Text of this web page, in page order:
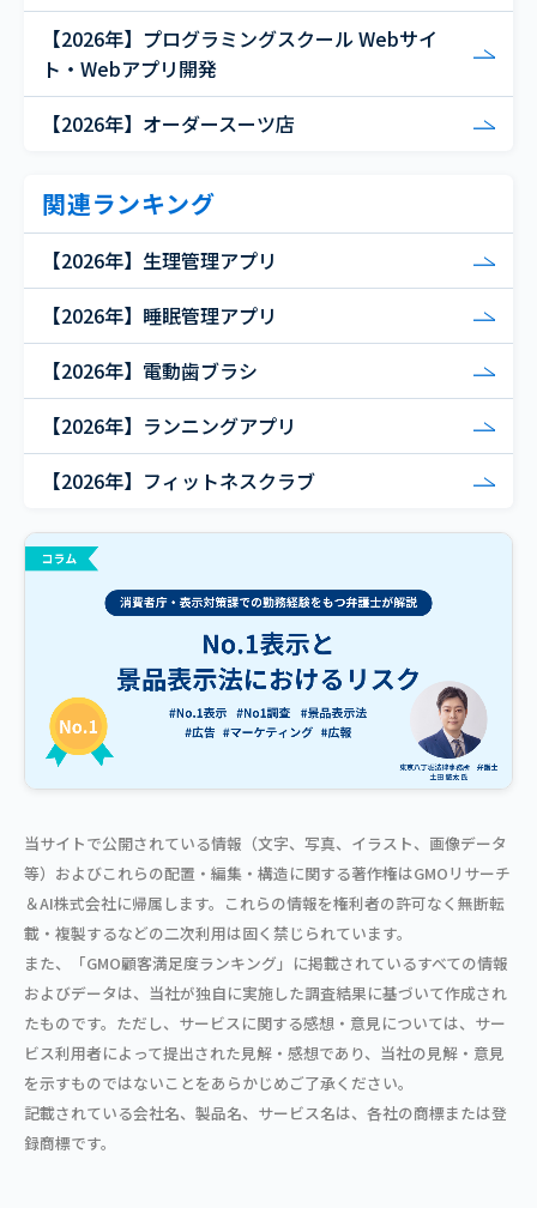
【2026年】プログラミングスクール Webサイ
ト・Webアプリ開発
【2026年】オーダースーツ店
関連ランキング
【2026年】生理管理アプリ
【2026年】睡眠管理アプリ
【2026年】電動歯ブラシ
【2026年】ランニングアプリ
【2026年】フィットネスクラブ
当サイトで公開されている情報（文字、写真、イラスト、画像データ
等）およびこれらの配置・編集・構造に関する著作権はGMOリサーチ
＆AI株式会社に帰属します。これらの情報を権利者の許可なく無断転
載・複製するなどの二次利用は固く禁じられています。
また、「GMO顧客満足度ランキング」に掲載されているすべての情報
およびデータは、当社が独自に実施した調査結果に基づいて作成され
たものです。ただし、サービスに関する感想・意見については、サー
ビス利用者によって提出された見解・感想であり、当社の見解・意見
を示すものではないことをあらかじめご了承ください。
記載されている会社名、製品名、サービス名は、各社の商標または登
録商標です。